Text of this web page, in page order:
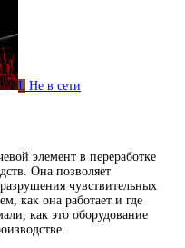
L Не в сети
элемент в переработке
Она позволяет
чувствительных
как она работает и где
как это оборудование